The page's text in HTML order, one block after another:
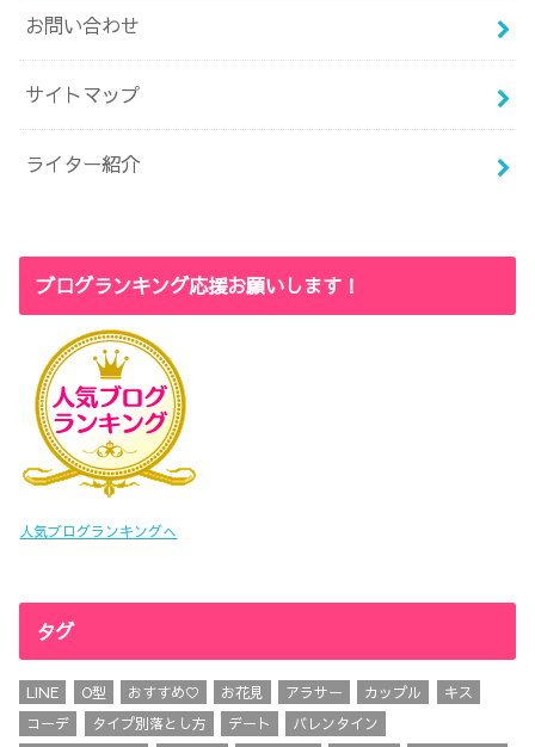
お問い合わせ
サイトマップ
ライター紹介
ブログランキング応援お願いします！
人気ブログランキングへ
タグ
LINE O型 おすすめ♡ お花見 アラサー カップル
キス
コーデ
タイプ別落とし方 デート
バレンタイン